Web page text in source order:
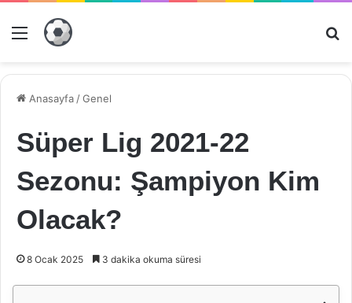
Menü
Anasayfa /Genel
Süper Lig 2021-22
Sezonu: Şampiyon Kim
Olacak?
8 Ocak 2025 3 dakika okuma süresi